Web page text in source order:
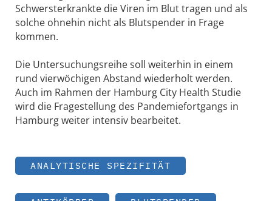
Schwersterkrankte die Viren im Blut tragen und als
solche ohnehin nicht als Blutspender in Frage
kommen.
Die Untersuchungsreihe soll weiterhin in einem
rund vierwöchigen Abstand wiederholt werden.
Auch im Rahmen der Hamburg City Health Studie
wird die Fragestellung des Pandemiefortgangs in
Hamburg weiter intensiv bearbeitet.
ANALYTISCHE SPEZIFITÄT